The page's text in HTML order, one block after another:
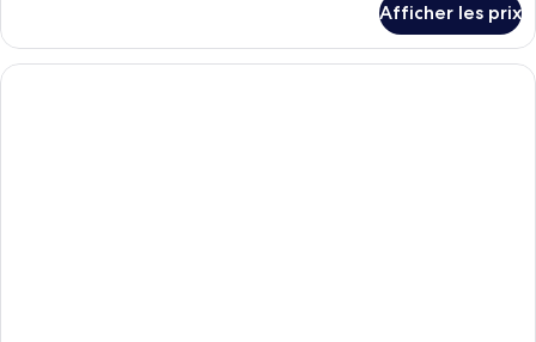
Chambre
Afficher les prix